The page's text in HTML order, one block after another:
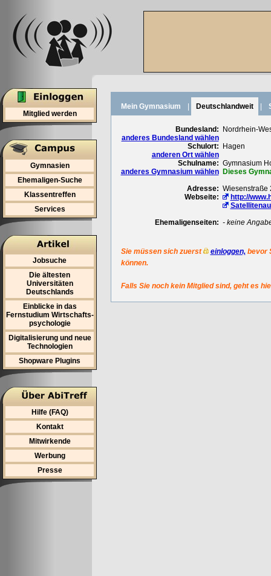
Mitglied werden
Gymnasien
Ehemaligen-Suche
Klassentreffen
Services
Jobsuche
Die ältesten
Universitäten
Deutschlands
Einblicke in das
Fernstudium Wirtschafts-
psychologie
Digitalisierung und neue
Technologien
Shopware Plugins
Hilfe (FAQ)
Kontakt
Mitwirkende
Werbung
Presse
Mein Gymnasium Deutschlandweit
Bundesland:
anderes Bundesland wählen
Nordrhein-
Schulort:
anderen Ort wählen
Hagen
Schulname:
anderes Gymnasium wählen
Gymnasium
Dieses
Adresse: Wiesenstraße
Webseite:
http://
Ehemaligenseiten: - keine
Sie müssen sich zuerst einloggen,bevor
können.
Falls Sie noch kein Mitglied sind, geht es